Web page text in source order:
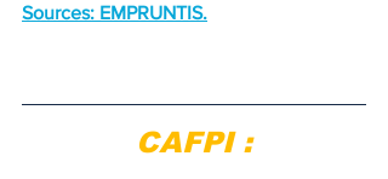
Sources: EMPRUNTIS.
CAFPI :